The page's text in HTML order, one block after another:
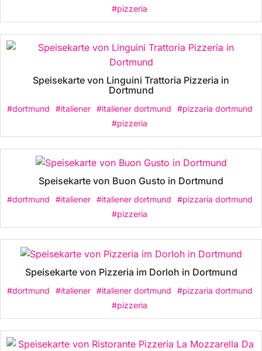
#pizzeria
Speisekarte von Linguini Trattoria Pizzeria in
Dortmund
#dortmund #italiener #italiener dortmund
#pizzaria dortmund
#pizzeria
Speisekarte von Buon Gusto in Dortmund
#dortmund #italiener #italiener dortmund
#pizzaria dortmund
#pizzeria
Speisekarte von Pizzeria im Dorloh in Dortmund
#dortmund #italiener #italiener dortmund
#pizzaria dortmund
#pizzeria